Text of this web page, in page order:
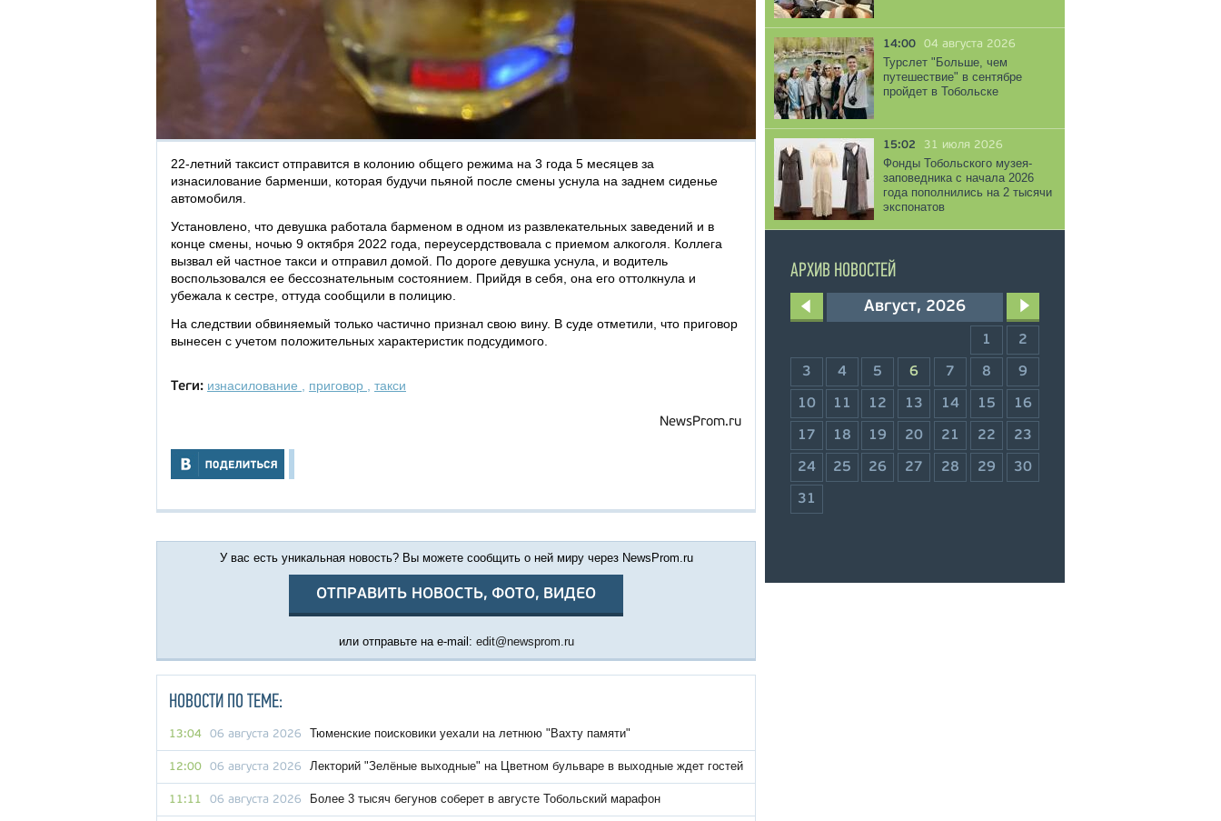
22-летний таксист отправится в колонию общего режима на 3 года 5 месяцев за
изнасилование барменши, которая будучи пьяной после смены уснула на заднем сиденье
автомобиля.
Установлено, что девушка работала барменом в одном из развлекательных заведений и в
конце смены, ночью 9 октября 2022 года, переусердствовала с приемом алкоголя. Коллега
вызвал ей частное такси и отправил домой. По дороге девушка уснула, и водитель
воспользовался ее бессознательным состоянием. Прийдя в себя, она его оттолкнула и
убежала к сестре, оттуда сообщили в полицию.
На следствии обвиняемый только частично признал свою вину. В суде отметили, что приговор
вынесен с учетом положительных характеристик подсудимого.
Теги: изнасилование приговор такси
NewsProm.ru
У вас есть уникальная новость? Вы можете сообщить о ней миру через NewsProm.ru
ОТПРАВИТЬ НОВОСТЬ, ФОТО, ВИДЕО
или отправьте на e-mail: edit@newsprom.ru
НОВОСТИ ПО ТЕМЕ:
13:04 06 августа 2026 Тюменские поисковики уехали на летнюю "Вахту памяти"
12:00 06 августа 2026 Лекторий "Зелёные выходные" на Цветном бульваре в выходные ждет гостей
11:11 06 августа 2026 Более 3 тысяч бегунов соберет в августе Тобольский марафон
14:00 04 августа 2026
Турслет "Больше, чем
путешествие" в сентябре
пройдет в Тобольске
15:02 31 июля 2026
Фонды Тобольского музея-
заповедника с начала 2026
года пополнились на 2 тысячи
экспонатов
АРХИВ НОВОСТЕЙ
Август, 2026
1 2
3 4 5 6 7 8 9
10 11 12 13 14 15 16
17 18 19 20 21 22 23
24 25 26 27 28 29 30
31